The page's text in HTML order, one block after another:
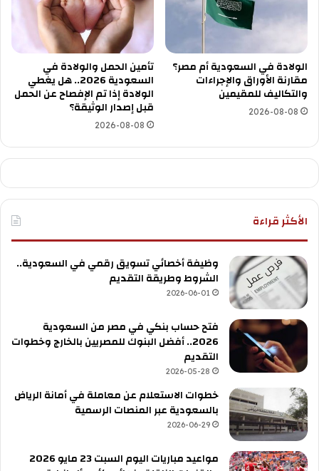
الولادة في السعودية أم مصر؟
مقارنة الأوراق والإجراءات
والتكاليف للمقيمين
2026-08-08
تأمين الحمل والولادة في
السعودية 2026.. هل يغطي
الولادة إذا تم الإفصاح عن الحمل
قبل إصدار الوثيقة؟
2026-08-08
الأكثر قراءة
وظيفة أخصائي تسويق رقمي في السعودية..
الشروط وطريقة التقديم
2026-06-01
فتح حساب بنكي في مصر من السعودية
2026.. أفضل البنوك للمصريين بالخارج وخطوات
التقديم
2026-05-28
خطوات الاستعلام عن معاملة في أمانة الرياض
بالسعودية عبر المنصات الرسمية
2026-06-29
مواعيد مباريات اليوم السبت 23 مايو 2026